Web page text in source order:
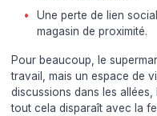
Une perte de lien
magasin de proximité.
Pour beaucoup, le
travail, mais un espace de
discussions dans les
tout cela disparaît avec la